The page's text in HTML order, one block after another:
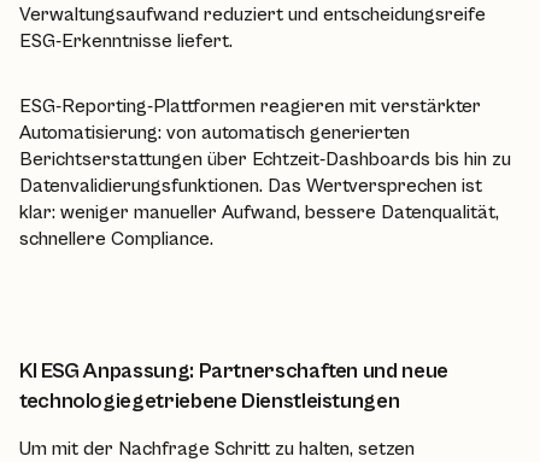
Verwaltungsaufwand reduziert und entscheidungsreife
ESG-Erkenntnisse liefert.
ESG-Reporting-Plattformen reagieren mit verstärkter
Automatisierung: von automatisch generierten
Berichtserstattungen über Echtzeit-Dashboards bis hin zu
Datenvalidierungsfunktionen. Das Wertversprechen ist
klar: weniger manueller Aufwand, bessere Datenqualität,
schnellere Compliance.
KI ESG Anpassung: Partnerschaften und neue
technologiegetriebene Dienstleistungen
Um mit der Nachfrage Schritt zu halten, setzen